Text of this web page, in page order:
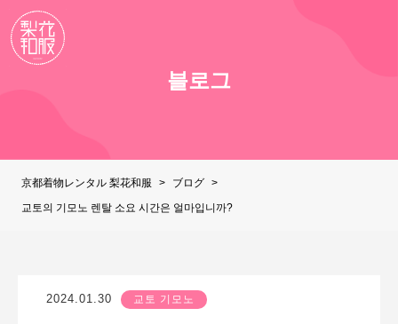
블로그
京都着物レンタル 梨花和服 > ブログ >
교토의 기모노 렌탈 소요 시간은 얼마입니까?
2024.01.30 교토 기모노